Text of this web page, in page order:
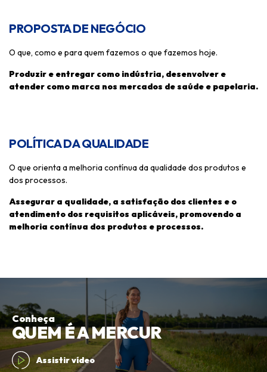
PROPOSTA DE NEGÓCIO
O que, como e para quem fazemos o que fazemos hoje.
Produzir e entregar como indústria, desenvolver e
atender como marca nos mercados de saúde e papelaria.
POLÍTICA DA QUALIDADE
O que orienta a melhoria contínua da qualidade dos produtos e
dos processos.
Assegurar a qualidade, a satisfação dos clientes e o
atendimento dos requisitos aplicáveis, promovendo a
melhoria contínua dos produtos e processos.
Conheça
QUEM É A MERCUR
Assistir vídeo